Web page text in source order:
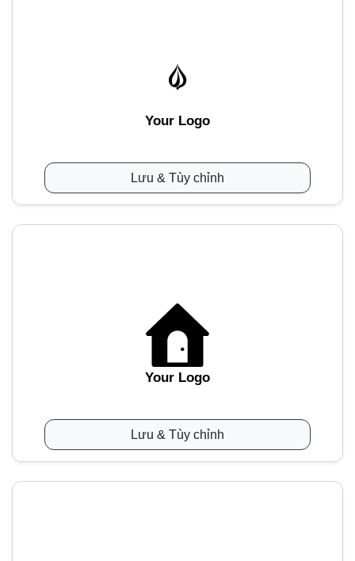
Your Logo
Lưu & Tùy chỉnh
Your Logo
Lưu & Tùy chỉnh